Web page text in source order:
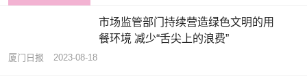
市场监管部门持续营造绿色文明的用
餐环境 减少“舌尖上的浪费”
厦门日报 2023-08-18